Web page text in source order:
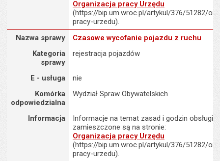
Organizacja pracy Urzędu
(https://bip.um.wroc.pl/artykul/376/51282/
pracy-urzedu).
Nazwa sprawy : Czasowe wycofanie pojazdu z ruchu
Nazwa sprawy
Czasowe wycofanie pojazdu z ruchu
Kategoria
sprawy
rejestracja pojazdów
E - usługa
nie
Komórka
odpowiedzialna
Wydział Spraw Obywatelskich
Informacja
Informacje na temat zasad i godzin obsługi
zamieszczone są na stronie:
Organizacja pracy Urzędu
(https://bip.um.wroc.pl/artykul/376/51282/
pracy-urzedu).